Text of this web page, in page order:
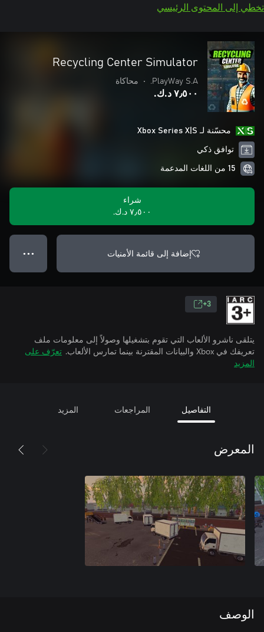
تخطي إلى المحتوى الرئيسي
Recycling Center Simulator
PlayWay S.A.
• محاكاة
٧٫٥٠٠ د.ك.‏
محسّنة لـ Xbox Series X|S
توافق ذكي
15 من اللغات المدعمة
شراء
٧٫٥٠٠ د.ك.‏
إضافة إلى قائمة الأمنيات ● ● ●
3+
يتلقى ناشرو الألعاب التي تقوم بتشغيلها وصولاً إلى معلومات ملف
تعريفك في Xbox والبيانات المقترنة بينما تمارس الألعاب.
تعرّف على
المزيد
التفاصيل المراجعات المزيد
المعرض
الوصف